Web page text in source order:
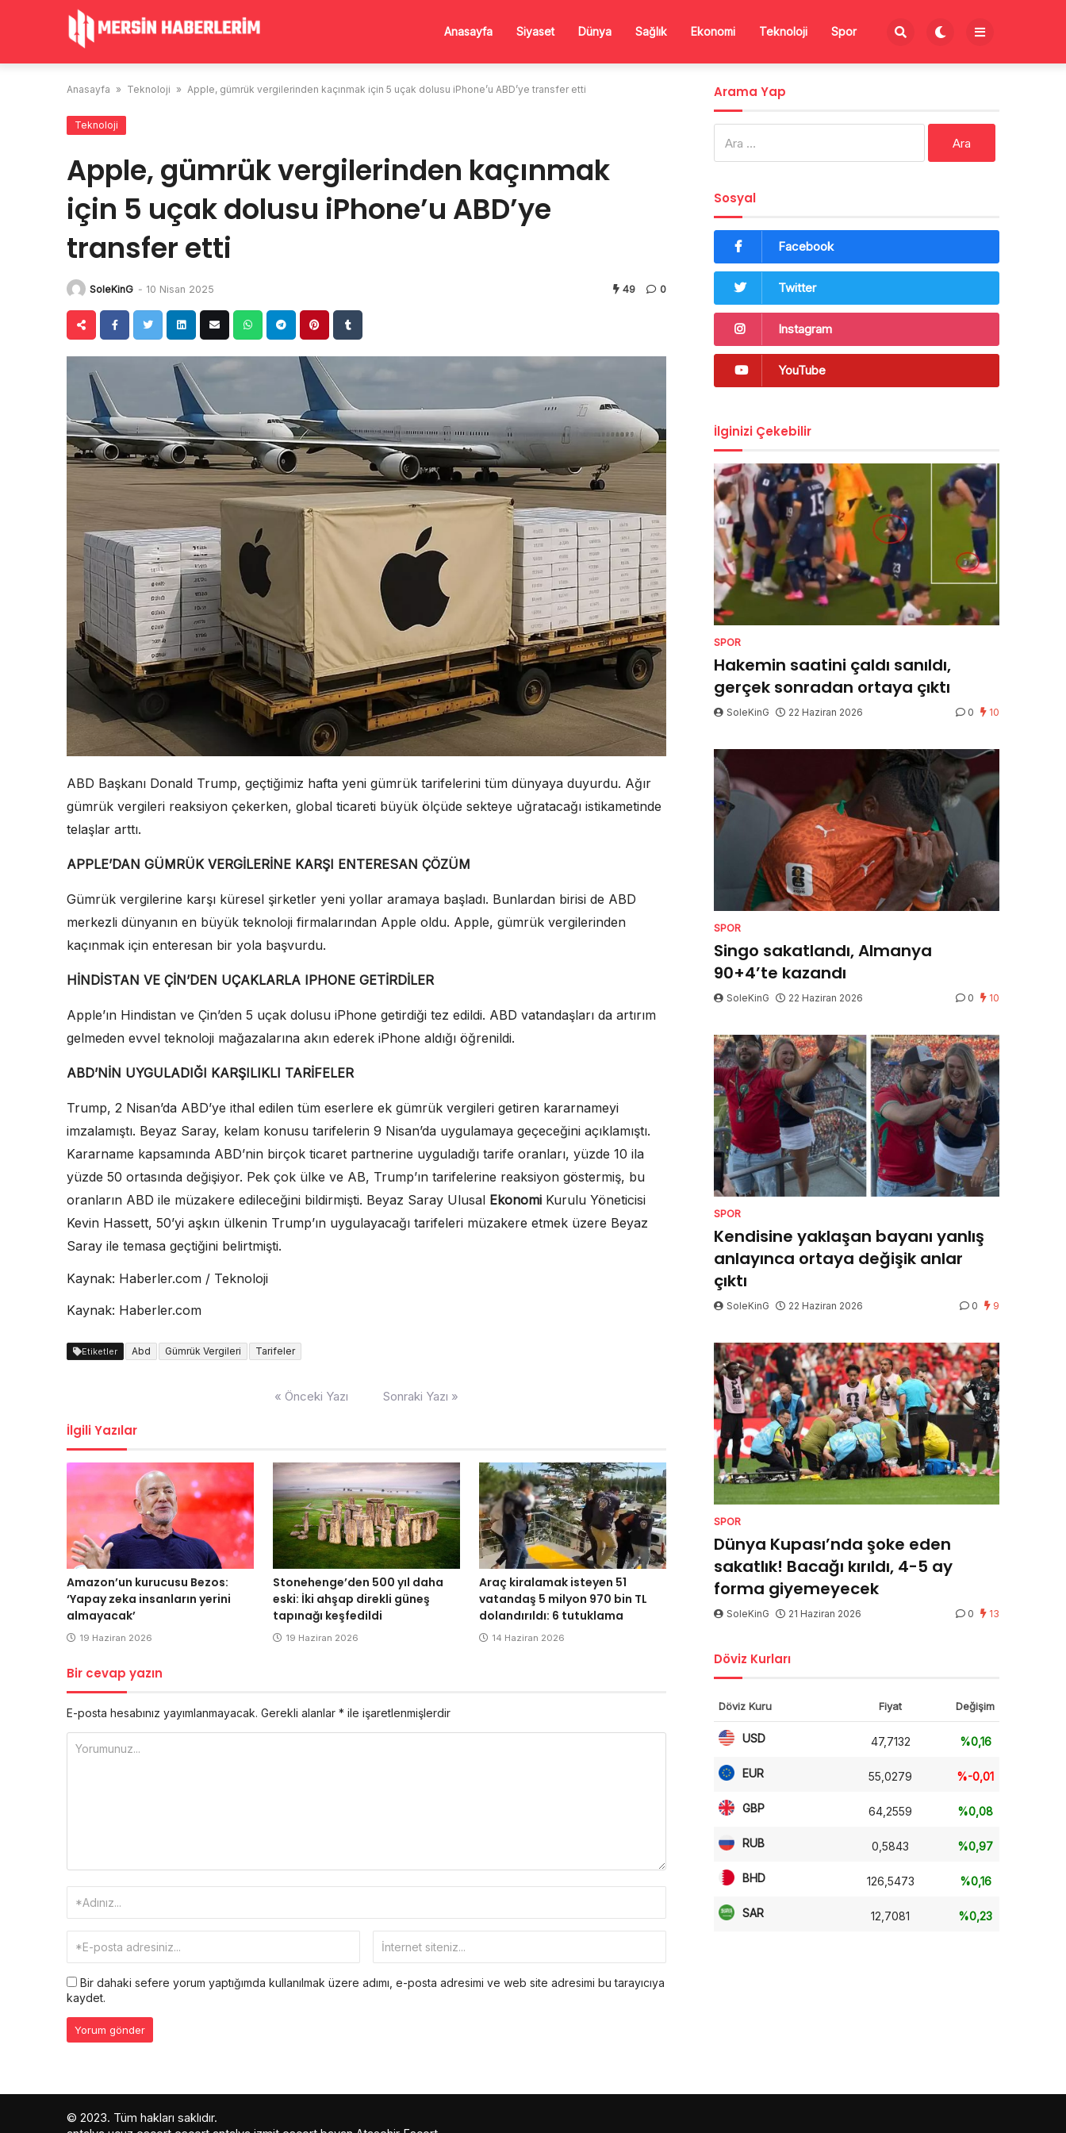
Anasayfa Siyaset Dünya Sağlık Ekonomi Teknoloji Spor
Anasayfa » Teknoloji » Apple, gümrük vergilerinden kaçınmak için 5 uçak dolusu iPhone’u ABD’ye transfer etti
Teknoloji
Apple, gümrük vergilerinden kaçınmak
için 5 uçak dolusu iPhone’u ABD’ye
transfer etti
SoleKinG - 10 Nisan 2025 49 0
ABD Başkanı Donald Trump, geçtiğimiz hafta yeni gümrük tarifelerini tüm dünyaya duyurdu. Ağır
gümrük vergileri reaksiyon çekerken, global ticareti büyük ölçüde sekteye uğratacağı istikametinde
telaşlar arttı.
APPLE’DAN GÜMRÜK VERGİLERİNE KARŞI ENTERESAN ÇÖZÜM
Gümrük vergilerine karşı küresel şirketler yeni yollar aramaya başladı. Bunlardan birisi de ABD
merkezli dünyanın en büyük teknoloji firmalarından Apple oldu. Apple, gümrük vergilerinden
kaçınmak için enteresan bir yola başvurdu.
HİNDİSTAN VE ÇİN’DEN UÇAKLARLA IPHONE GETİRDİLER
Apple’ın Hindistan ve Çin’den 5 uçak dolusu iPhone getirdiği tez edildi. ABD vatandaşları da artırım
gelmeden evvel teknoloji mağazalarına akın ederek iPhone aldığı öğrenildi.
ABD’NİN UYGULADIĞI KARŞILIKLI TARİFELER
Trump, 2 Nisan’da ABD’ye ithal edilen tüm eserlere ek gümrük vergileri getiren kararnameyi
imzalamıştı. Beyaz Saray, kelam konusu tarifelerin 9 Nisan’da uygulamaya geçeceğini açıklamıştı.
Kararname kapsamında ABD’nin birçok ticaret partnerine uyguladığı tarife oranları, yüzde 10 ila
yüzde 50 ortasında değişiyor. Pek çok ülke ve AB, Trump’ın tarifelerine reaksiyon göstermiş, bu
oranların ABD ile müzakere edileceğini bildirmişti. Beyaz Saray Ulusal Ekonomi Kurulu Yöneticisi
Kevin Hassett, 50’yi aşkın ülkenin Trump’ın uygulayacağı tarifeleri müzakere etmek üzere Beyaz
Saray ile temasa geçtiğini belirtmişti.
Kaynak: Haberler.com / Teknoloji
Kaynak: Haberler.com
Etiketler Abd Gümrük Vergileri Tarifeler
« Önceki Yazı Sonraki Yazı »
İlgili Yazılar
Amazon’un kurucusu Bezos:
‘Yapay zeka insanların yerini
almayacak’
19 Haziran 2026
Stonehenge’den 500 yıl daha
eski: İki ahşap direkli güneş
tapınağı keşfedildi
19 Haziran 2026
Araç kiralamak isteyen 51
vatandaş 5 milyon 970 bin TL
dolandırıldı: 6 tutuklama
14 Haziran 2026
Bir cevap yazın
E-posta hesabınız yayımlanmayacak. Gerekli alanlar * ile işaretlenmişlerdir
Bir dahaki sefere yorum yaptığımda kullanılmak üzere adımı, e-posta adresimi ve web site adresimi bu tarayıcıya
kaydet.
Arama Yap
Sosyal
Facebook
Twitter
Instagram
YouTube
İlginizi Çekebilir
SPOR
Hakemin saatini çaldı sanıldı,
gerçek sonradan ortaya çıktı
SoleKinG 22 Haziran 2026 0 10
SPOR
Singo sakatlandı, Almanya
90+4’te kazandı
SoleKinG 22 Haziran 2026 0 10
SPOR
Kendisine yaklaşan bayanı yanlış
anlayınca ortaya değişik anlar
çıktı
SoleKinG 22 Haziran 2026 0 9
SPOR
Dünya Kupası’nda şoke eden
sakatlık! Bacağı kırıldı, 4-5 ay
forma giyemeyecek
SoleKinG 21 Haziran 2026 0 13
Döviz Kurları
Döviz Kuru Fiyat Değişim
USD 47,7132 %0,16
EUR 55,0279 %-0,01
GBP 64,2559 %0,08
RUB 0,5843 %0,97
BHD 126,5473 %0,16
SAR 12,7081 %0,23
© 2023. Tüm hakları saklıdır.